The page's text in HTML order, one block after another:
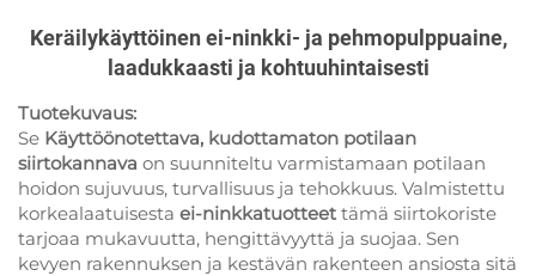
Keräilykäyttöinen ei-ninkki- ja pehmopulppuaine,
laadukkaasti ja kohtuuhintaisesti
Tuotekuvaus:
Se Käyttöönotettava, kudottamaton potilaan
siirtokannava on suunniteltu varmistamaan potilaan
hoidon sujuvuus, turvallisuus ja tehokkuus. Valmistettu
korkealaatuisesta ei-ninkkatuotteet tämä siirtokoriste
tarjoaa mukavuutta, hengittävyyttä ja suojaa. Sen
kevyen rakennuksen ja kestävän rakenteen ansiosta sitä